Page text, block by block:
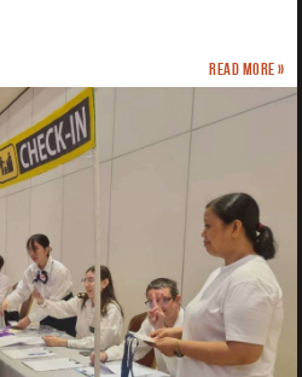
Read more »